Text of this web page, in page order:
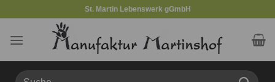
springen
St. Martin Lebenswerk gGmbH
Suche